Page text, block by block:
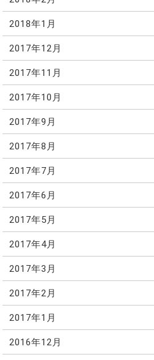
2018年1月
2017年12月
2017年11月
2017年10月
2017年9月
2017年8月
2017年7月
2017年6月
2017年5月
2017年4月
2017年3月
2017年2月
2017年1月
2016年12月